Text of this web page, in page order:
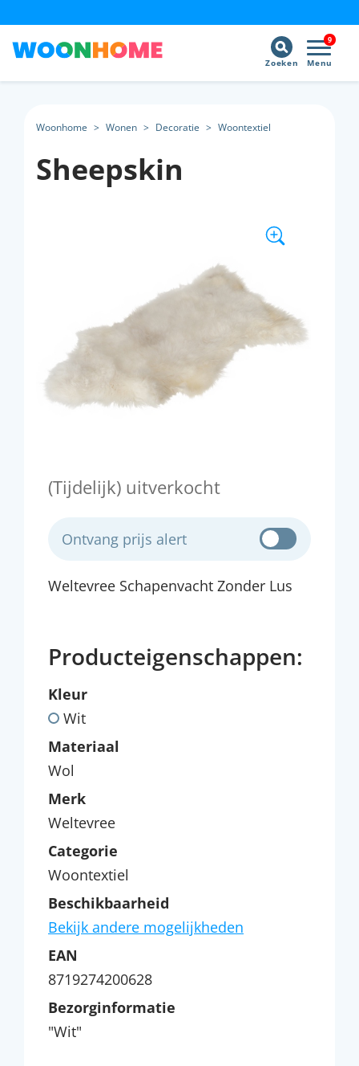
9
Menu
Zoeken
Woonhome > Wonen > Decoratie > Woontextiel
Sheepskin
(Tijdelijk) uitverkocht
Ontvang prijs alert
Weltevree Schapenvacht Zonder Lus
Producteigenschappen:
Kleur
Wit
Materiaal
Wol
Merk
Weltevree
Categorie
Woontextiel
Beschikbaarheid
Bekijk andere mogelijkheden
EAN
8719274200628
Bezorginformatie
"Wit"